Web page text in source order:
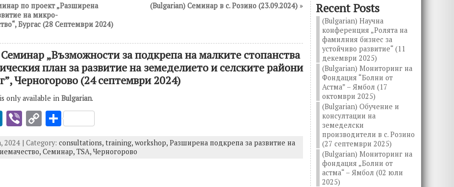
по проект „Разширена
на микро-
Бургас (28 Септември 2024)
(Bulgarian) Семинар в с. Розино (23.09.2024) »
„Възможности за подкрепа на малките стопанства
план за развитие на земеделието и селските райони
Черногорово (24 септември 2024)
only available inBulgarian.
Li
k
Vi
er
C
p
S
ar
2024 | Category:consultations,training,workshop,Разширена подкрепа за развитие на
Семинар,TSA,Черногорово
Recent Posts
(Bulgarian) Научна
конференция „Ролята на
фамилния бизнес за
устойчиво развитие“ (11
декември 2025)
(Bulgarian) Мониторинг на
Фондация “Болни от
Астма” – Ямбол (17
октомври 2025)
(Bulgarian) Обучение и
консултации на
земеделски
производители в с. Розино
(27 септември 2025)
(Bulgarian) Мониторинг на
фондация „Болни от
астма“ – Ямбол (02 юли
2025)